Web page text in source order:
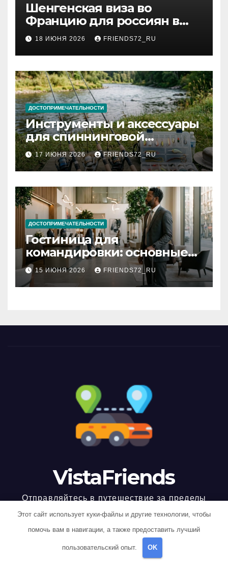
Шенгенская виза во
Францию для россиян в
2026 году: сроки от 3 дней
и список необходимых
документов
18 ИЮНЯ 2026 FRIENDS72_RU
ДОСТОПРИМЕЧАТЕЛЬНОСТИ
Инструменты и аксессуары
для спиннинговой
рыбалки: назначение и
типы
17 ИЮНЯ 2026 FRIENDS72_RU
ДОСТОПРИМЕЧАТЕЛЬНОСТИ
Гостиница для
командировки: основные
критерии выбора
15 ИЮНЯ 2026 FRIENDS72_RU
VistaFriends
Отправляйтесь в путешествие за пределы
границ
Этот сайт использует куки-файлы и другие технологии, чтобы
помочь вам в навигации, а также предоставить лучший
пользовательский опыт. OK